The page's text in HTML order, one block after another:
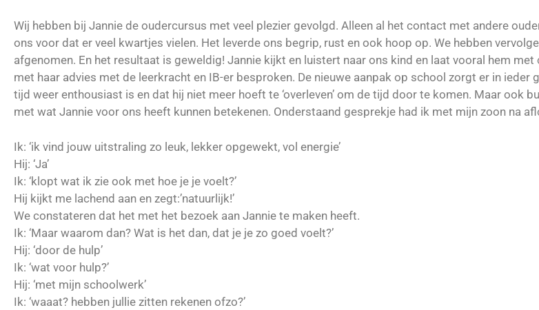
Wij hebben bij Jannie de oudercursus met veel plezier gevolgd. Alleen al het contact met andere
ons voor dat er veel kwartjes vielen. Het leverde ons begrip, rust en ook hoop op. We hebben
afgenomen. En het resultaat is geweldig! Jannie kijkt en luistert naar ons kind en laat vooral hem
met haar advies met de leerkracht en IB-er besproken. De nieuwe aanpak op school zorgt er in ieder
tijd weer enthousiast is en dat hij niet meer hoeft te ‘overleven’ om de tijd door te komen. Maar ook
met wat Jannie voor ons heeft kunnen betekenen. Onderstaand gesprekje had ik met mijn zoon na
Ik: ‘ik vind jouw uitstraling zo leuk, lekker opgewekt, vol energie’
Hij: ‘Ja’
Ik: ‘klopt wat ik zie ook met hoe je je voelt?’
Hij kijkt me lachend aan en zegt:’natuurlijk!’
We constateren dat het met het bezoek aan Jannie te maken heeft.
Ik: ‘Maar waarom dan? Wat is het dan, dat je je zo goed voelt?’
Hij: ‘door de hulp’
Ik: ‘wat voor hulp?’
Hij: ‘met mijn schoolwerk’
Ik: ‘waaat? hebben jullie zitten rekenen ofzo?’